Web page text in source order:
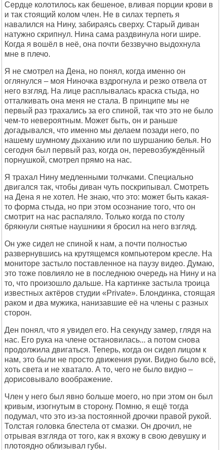
Сердце колотилось как бешеное, вливая порции крови в
и так стоящий колом член. Не в силах терпеть я
навалился на Нину, забираясь сверху. Старый диван
натужно скрипнул. Нина сама раздвинула ноги шире.
Когда я вошёл в неё, она почти беззвучно выдохнула
мне в плечо.
Я не смотрел на Дена, но понял, когда именно он
оглянулся – моя Ниночка вздрогнула и резко отвела от
него взгляд. На лице расплывалась краска стыда, но
отталкивать она меня не стала. В принципе мы не
первый раз трахались за его спиной, так что это не было
чем-то невероятным. Может быть, он и раньше
догадывался, что именно мы делаем позади него, по
нашему шумному дыханию или по шуршанию белья. Но
сегодня был первый раз, когда он, перевозбуждённый
порнушкой, смотрел прямо на нас.
Я трахал Нину медленными толчками. Специально
двигался так, чтобы диван чуть поскрипывал. Смотреть
на Дена я не хотел. Не знаю, что это: может быть какая-
то форма стыда, но при этом осознание того, что он
смотрит на нас распаляло. Только когда по столу
брякнули снятые наушники я бросил на него взгляд.
Он уже сидел не спиной к нам, а почти полностью
развернувшись на крутящемся компьютером кресле. На
мониторе застыло поставленное на паузу видео. Думаю,
это тоже повлияло не в последнюю очередь на Нину и на
то, что произошло дальше. На картинке застыла троица
известных актёров студии «Private». Блондинка, стоящая
раком и два мужика, нанизавшие её на члены с разных
сторон.
Ден понял, что я увидел его. На секунду замер, глядя на
нас. Его рука на члене остановилась... а потом снова
продолжила двигаться. Теперь, когда он сидел лицом к
нам, это были не просто движения руки. Видно было всё,
хоть света и не хватало. А то, чего не было видно –
дорисовывало воображение.
Член у него был явно больше моего, но при этом он был
кривым, изогнутым в сторону. Помню, я ещё тогда
подумал, что это из-за постоянной дрочки правой рукой.
Толстая головка блестела от смазки. Он дрочил, не
отрывая взгляда от того, как я вхожу в свою девушку и
плотоядно облизывал губы.